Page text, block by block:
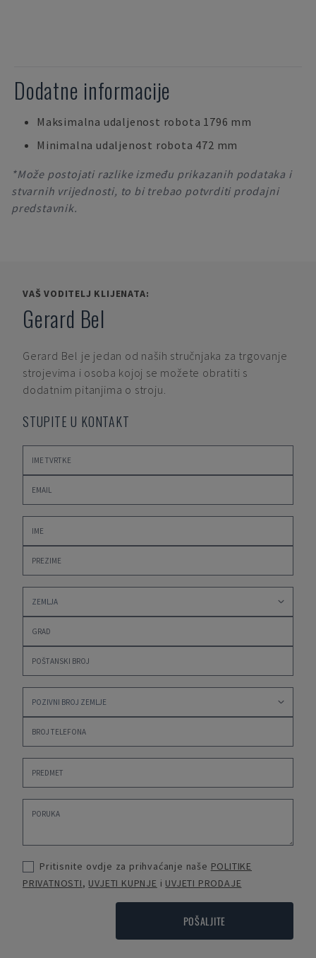
Dodatne informacije
Maksimalna udaljenost robota 1796 mm
Minimalna udaljenost robota 472 mm
*Može postojati razlike između prikazanih podataka i
stvarnih vrijednosti, to bi trebao potvrditi prodajni
predstavnik.
VAŠ VODITELJ KLIJENATA:
Gerard Bel
Gerard Bel je jedan od naših stručnjaka za trgovanje
strojevima i osoba kojoj se možete obratiti s
dodatnim pitanjima o stroju.
STUPITE U KONTAKT
Pritisnite ovdje za prihvaćanje naše POLITIKE
PRIVATNOSTI, UVJETI KUPNJE i UVJETI PRODAJE
POŠALJITE